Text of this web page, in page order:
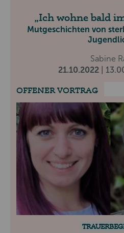
Ich wohne bald
Mutgeschichten von
Sabine
21.10.2022
|
OFFENER VORTRAG